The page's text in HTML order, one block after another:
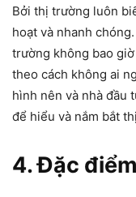
Bởi thị trường luôn
hoạt và nhanh
trường không bao
theo cách không ai
hình nên và nhà đầu
để hiểu và nắm bắt
4. Đặc